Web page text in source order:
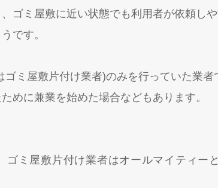
ゴミ屋敷に近い状態でも利用者が依頼し
です。
ミ屋敷片付け業者)のみを行っていた業者
めに兼業を始めた場合などもあります。
ゴミ屋敷片付け業者はオールマイティー